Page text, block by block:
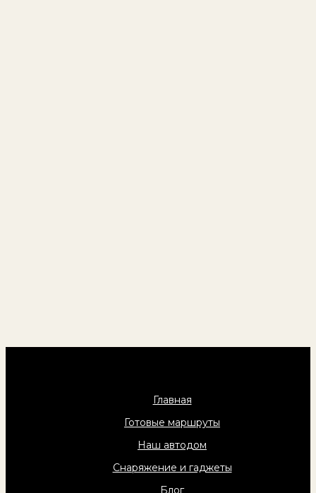
Главная
Готовые маршруты
Наш автодом
Снаряжение и гаджеты
Блог